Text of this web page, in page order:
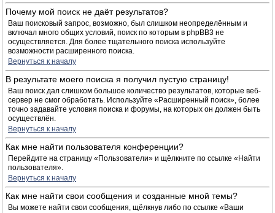
Почему мой поиск не даёт результатов?
Ваш поисковый запрос, возможно, был слишком неопределённым и
включал много общих условий, поиск по которым в phpBB3 не
осуществляется. Для более тщательного поиска используйте
возможности расширенного поиска.
Вернуться к началу
В результате моего поиска я получил пустую страницу!
Ваш поиск дал слишком большое количество результатов, которые веб-
сервер не смог обработать. Используйте «Расширенный поиск», более
точно задавайте условия поиска и форумы, на которых он должен быть
осуществлён.
Вернуться к началу
Как мне найти пользователя конференции?
Перейдите на страницу «Пользователи» и щёлкните по ссылке «Найти
пользователя».
Вернуться к началу
Как мне найти свои сообщения и созданные мной темы?
Вы можете найти свои сообщения, щёлкнув либо по ссылке «Ваши